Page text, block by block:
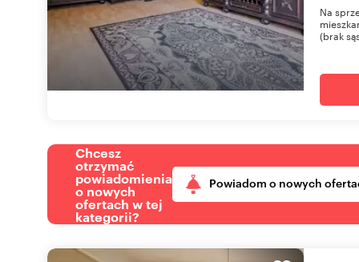
Na
(brak
Chcesz
otrzymać
powiadomienia
o nowych
ofertach w tej
kategorii?
Powiadom o nowych